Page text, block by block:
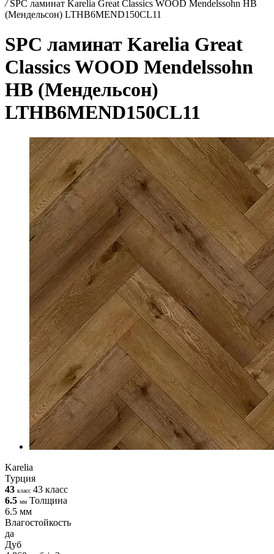
/ SPC ламинат Karelia Great Classics WOOD Mendelssohn HB
(Мендельсон) LTHB6MEND150CL11
SPC ламинат Karelia Great
Classics WOOD Mendelssohn
HB (Мендельсон)
LTHB6MEND150CL11
Karelia
Турция
43 класс 43 класс
6.5 мм Толщина
6.5 мм
Влагостойкость
да
Дуб